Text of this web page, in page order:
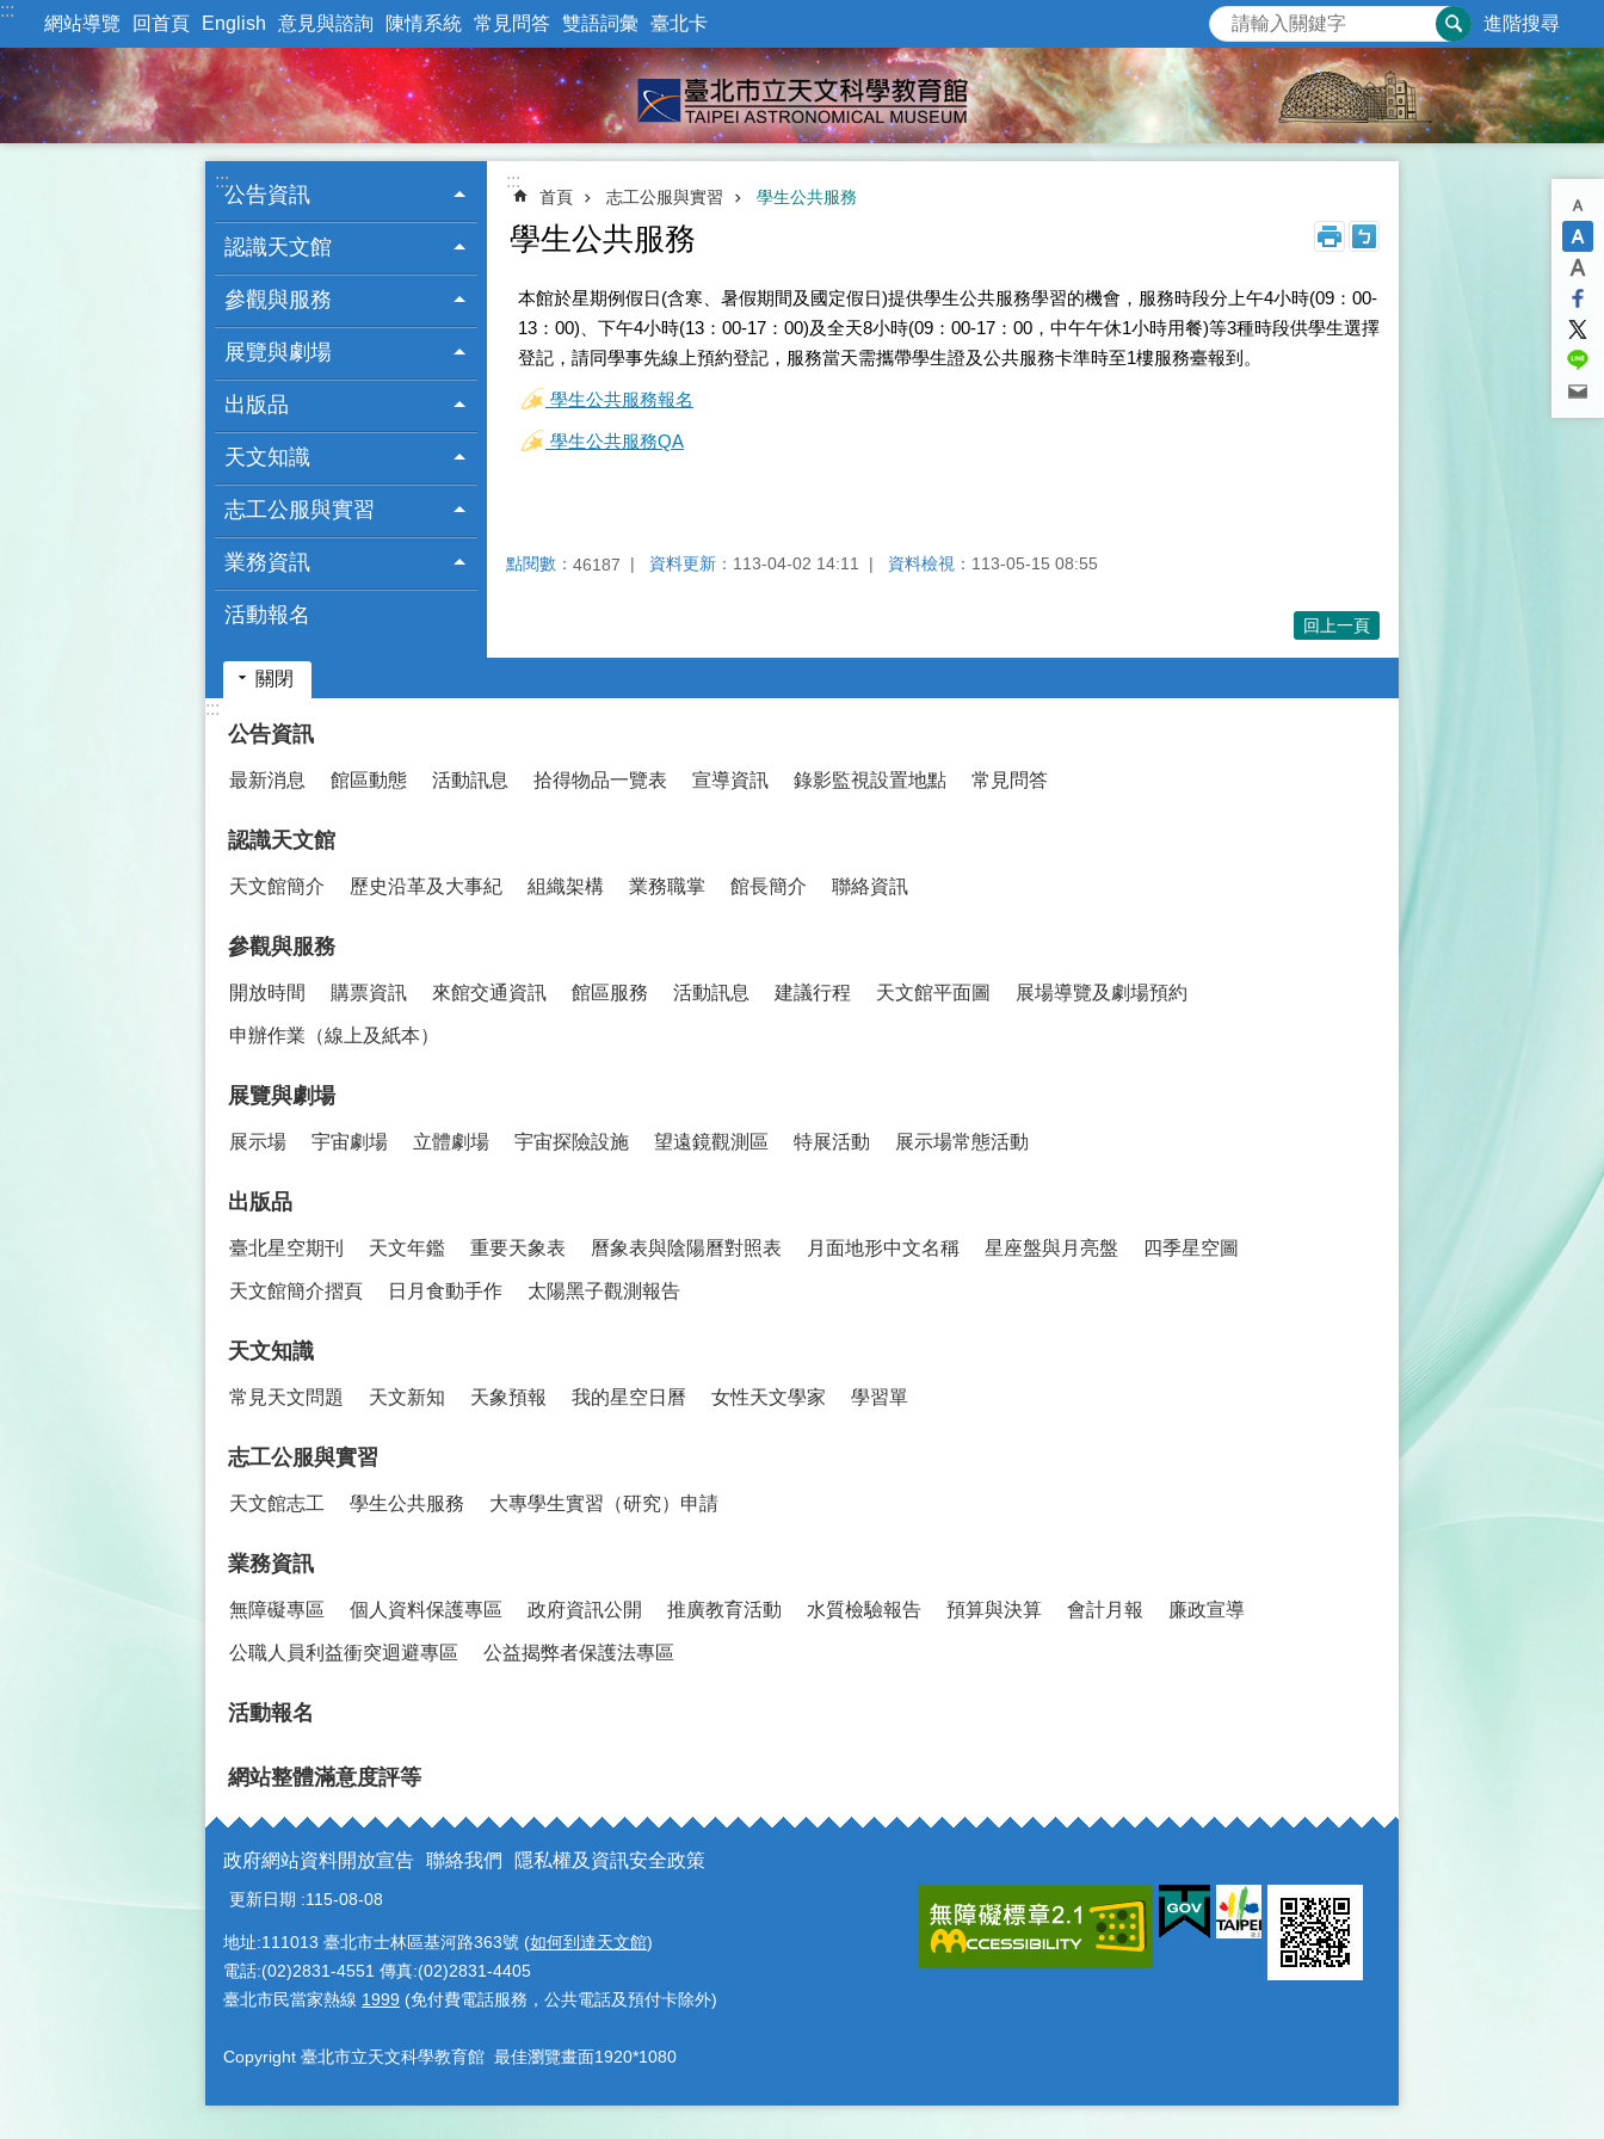
跳到主要內容區塊
:::
網站導覽 回首頁 English 意見與諮詢 陳情系統 常見問答 雙語詞彙 臺北卡 進階搜尋
:::
公告資訊
認識天文館
參觀與服務
展覽與劇場
出版品
天文知識
志工公服與實習
業務資訊
活動報名
:::
首頁 志工公服與實習 學生公共服務
學生公共服務
本館於星期例假日(含寒、暑假期間及國定假日)提供學生公共服務學習的機會，服務時段分上午4小時(09：00-
13：00)、下午4小時(13：00-17：00)及全天8小時(09：00-17：00，中午午休1小時用餐)等3種時段供學生選擇
登記，請同學事先線上預約登記，服務當天需攜帶學生證及公共服務卡準時至1樓服務臺報到。
學生公共服務報名
學生公共服務QA
點閱數： 46187 資料更新： 113-04-02 14:11 資料檢視： 113-05-15 08:55
回上一頁
關閉
:::
公告資訊
最新消息 館區動態 活動訊息 拾得物品一覽表 宣導資訊 錄影監視設置地點 常見問答
認識天文館
天文館簡介 歷史沿革及大事紀 組織架構 業務職掌 館長簡介 聯絡資訊
參觀與服務
開放時間 購票資訊 來館交通資訊 館區服務 活動訊息 建議行程 天文館平面圖 展場導覽及劇場預約
申辦作業（線上及紙本）
展覽與劇場
展示場 宇宙劇場 立體劇場 宇宙探險設施 望遠鏡觀測區 特展活動 展示場常態活動
出版品
臺北星空期刊 天文年鑑 重要天象表 曆象表與陰陽曆對照表 月面地形中文名稱 星座盤與月亮盤 四季星空圖
天文館簡介摺頁 日月食動手作 太陽黑子觀測報告
天文知識
常見天文問題 天文新知 天象預報 我的星空日曆 女性天文學家 學習單
志工公服與實習
天文館志工 學生公共服務 大專學生實習（研究）申請
業務資訊
無障礙專區 個人資料保護專區 政府資訊公開 推廣教育活動 水質檢驗報告 預算與決算 會計月報 廉政宣導
公職人員利益衝突迴避專區 公益揭弊者保護法專區
活動報名
網站整體滿意度評等
政府網站資料開放宣告 聯絡我們 隱私權及資訊安全政策
更新日期 115-08-08
地址:111013 臺北市士林區基河路363號 (如何到達天文館)
電話:(02)2831-4551 傳真:(02)2831-4405
臺北市民當家熱線 1999 (免付費電話服務，公共電話及預付卡除外)
Copyright 臺北市立天文科學教育館 最佳瀏覽畫面1920*1080